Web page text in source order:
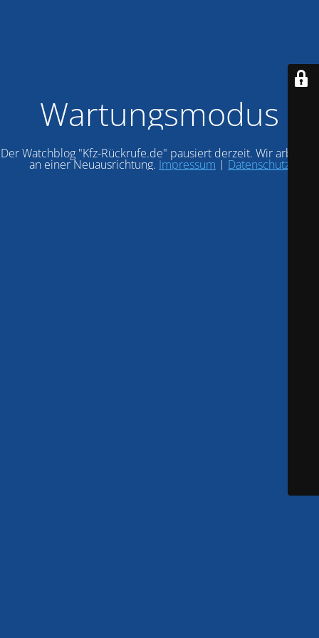
Wartungsmodus
Der Watchblog "Kfz-Rückrufe.de" pausiert derzeit. Wir arbeiten
an einer Neuausrichtung. Impressum | Datenschutz